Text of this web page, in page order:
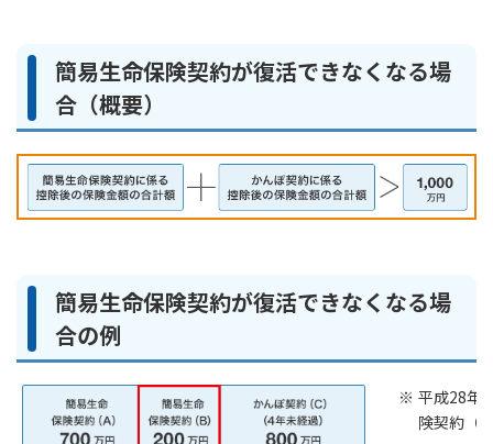
ご契約内容の確認
お客さまに関する情報等の確認の取り組み
各種サービス・お知らせ
かんぽプラチナライフサービス
ご契約のしおり・約款（Web約款）
保険用語集
これからのライフイベントでかかる費用とは？
ご契約手続きの流れ
保険用語集
お問い合わせ
健康情報
すこやか健康ラボ
採用情報
CM・オウンドメディア／ソーシャルメディア
English
簡易生命保険契約が復活できなくなる場
合（概要）
簡易生命保険契約が復活できなくなる場
合の例
平成28年
険契約（